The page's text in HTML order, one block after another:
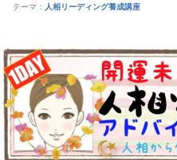
テーマ： 人相リーディング養成講座